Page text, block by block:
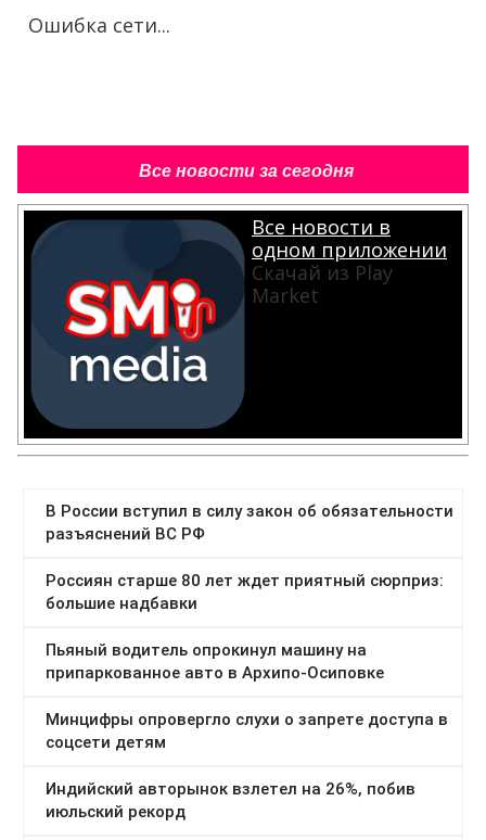
Ошибка сети...
Все новости за сегодня
Все новости в
одном приложении
Скачай из Play
Market